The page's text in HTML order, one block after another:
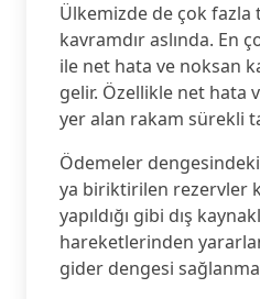
Ülkemizde de çok fazla
kavramdır aslında. En
ile net hata ve noksan
gelir. Özellikle net hata
yer alan rakam sürekli
Ödemeler
ya biriktirilen rezervler
yapıldığı gibi dış
hareketlerinden
gider dengesi